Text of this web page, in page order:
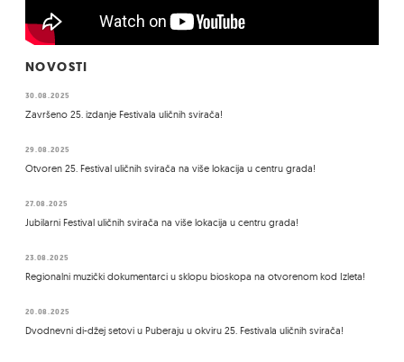
NOVOSTI
30.08.2025
Završeno 25. izdanje Festivala uličnih svirača!
29.08.2025
Otvoren 25. Festival uličnih svirača na više lokacija u centru grada!
27.08.2025
Jubilarni Festival uličnih svirača na više lokacija u centru grada!
23.08.2025
Regionalni muzički dokumentarci u sklopu bioskopa na otvorenom kod Izleta!
20.08.2025
Dvodnevni di-džej setovi u Puberaju u okviru 25. Festivala uličnih svirača!